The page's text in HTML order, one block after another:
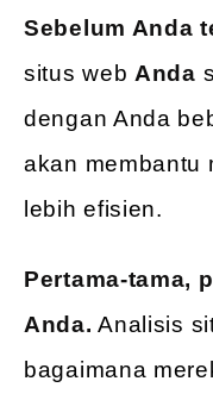
Sebelum Anda
situs web Anda
dengan Anda
akan membantu
lebih efisien.
Pertama-tama,
Anda. Analisis
bagaimana